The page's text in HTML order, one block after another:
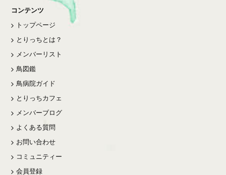
コンテンツ
トップページ
とりっちとは？
メンバーリスト
鳥図鑑
鳥病院ガイド
とりっちカフェ
メンバーブログ
よくある質問
お問い合わせ
コミュニティー
会員登録